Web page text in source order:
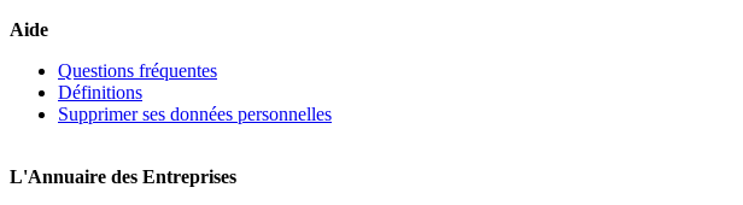
Aide
Questions fréquentes
Définitions
Supprimer ses données personnelles
L'Annuaire des Entreprises